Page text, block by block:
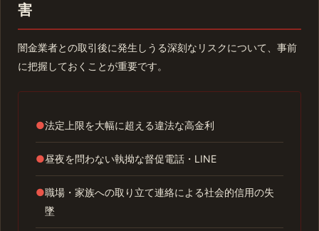
害
闇金業者との取引後に発生しうる深刻なリスクについて、事前
に把握しておくことが重要です。
●法定上限を大幅に超える違法な高金利
●昼夜を問わない執拗な督促電話・LINE
●職場・家族への取り立て連絡による社会的信用の失
墜